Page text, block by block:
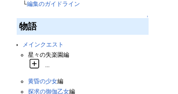
└編集のガイドライン
↑
物語
メインクエスト
星々の失楽園編
黄昏の少女編
探求の御伽乙女編